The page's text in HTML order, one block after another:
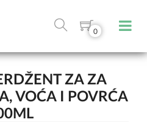
0
ZA ZA
VOĆA I POVRĆA